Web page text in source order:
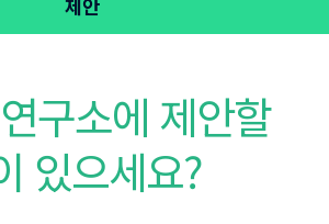
제안
구소에 제안할
있으세요?